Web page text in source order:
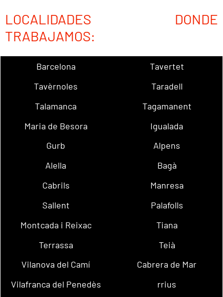
LOCALIDADES DONDE
TRABAJAMOS:
Barcelona
Tavertet
Tavèrnoles
Taradell
Talamanca
Tagamanent
Maria de Besora
Igualada
Gurb
Alpens
Alella
Bagà
Cabrils
Manresa
Sallent
Palafolls
Montcada i Reixac
Tiana
Terrassa
Teià
Vilanova del Camí
Cabrera de Mar
Vilafranca del Penedès
rrius